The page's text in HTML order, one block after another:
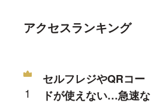
アクセスランキング
セルフレジやQRコー
ドが使えない…急速な